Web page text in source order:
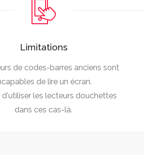
Limitations
de codes-barres anciens sont
de lire un écran.
d'utiliser les lecteurs douchettes
dans ces cas-là.